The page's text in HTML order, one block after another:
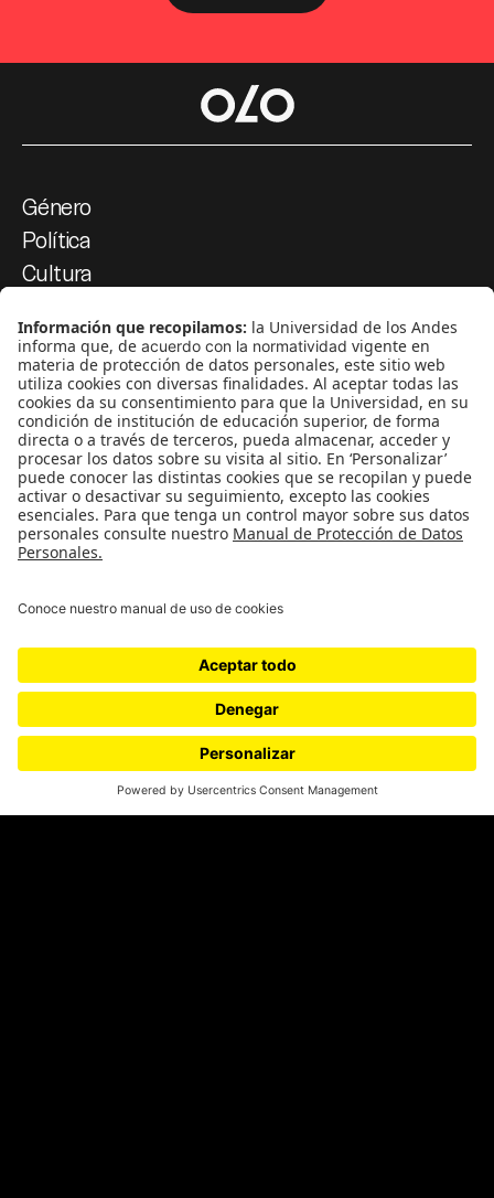
Género
Política
Cultura
Medios y periodismo
Ciudad
Movilización social
¿Quiénes somos?
Podcasts
Proyectos 070
¿Quieres escribir en 070?